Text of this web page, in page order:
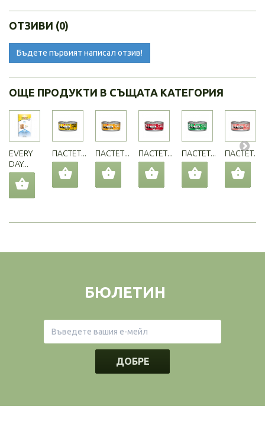
ОТЗИВИ (0)
Бъдете първият написал отзив!
ОЩЕ ПРОДУКТИ В СЪЩАТА КАТЕГОРИЯ
EVERY
DAY...
ПАСТЕТ... ПАСТЕТ... ПАСТЕТ... ПАСТЕТ... ПАСТЕТ...
БЮЛЕТИН
ДОБРЕ